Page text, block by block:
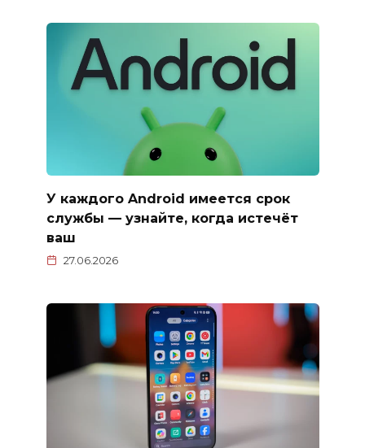
У каждого Android имеется срок
службы — узнайте, когда истечёт
ваш
27.06.2026